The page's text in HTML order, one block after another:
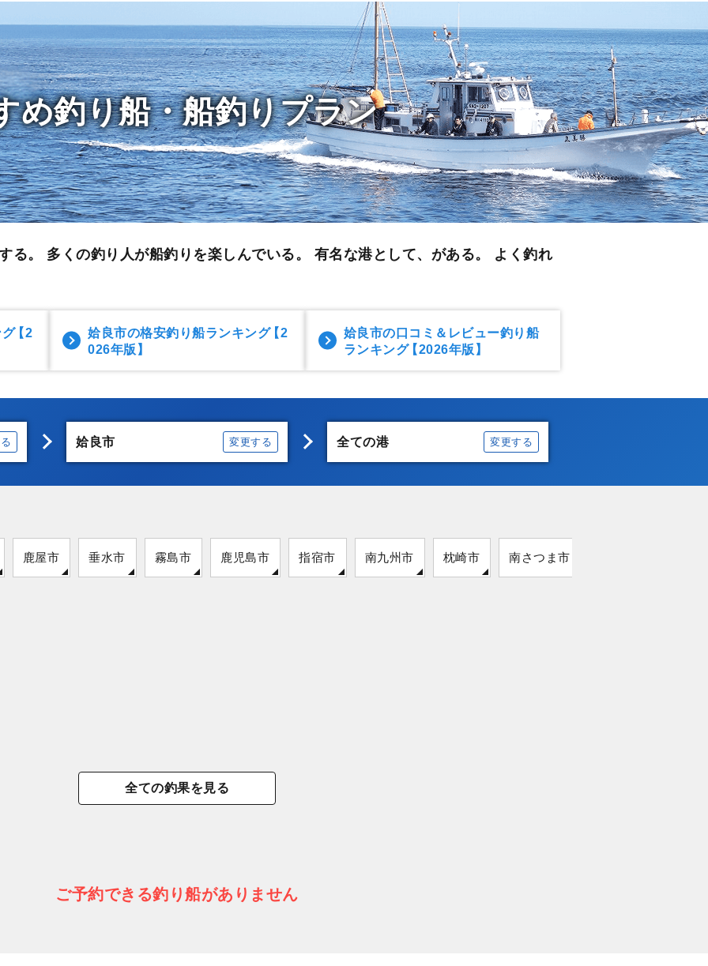
め釣り船・船釣りプラン
る。 多くの釣り人が船釣りを楽しんでいる。 有名な港として、がある。 よく釣れ
【2 姶良市の格安釣り船ランキング【2
026年版】
姶良市の口コミ＆レビュー釣り船
ランキング【2026年版】
姶良市 変更する 全ての港 変更する
鹿屋市 垂水市 霧島市 鹿児島市 指宿市 南九州市 枕崎市 南さつま市
全ての釣果を見る
ご予約できる釣り船がありません